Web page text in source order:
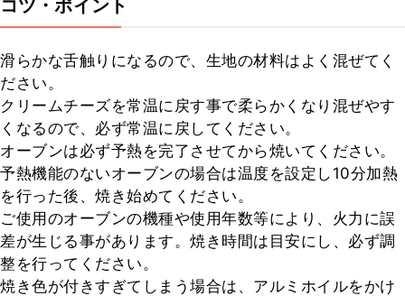
コツ・ポイント
滑らかな舌触りになるので、生地の材料はよく混ぜてく
ださい。
クリームチーズを常温に戻す事で柔らかくなり混ぜやす
くなるので、必ず常温に戻してください。
オーブンは必ず予熱を完了させてから焼いてください。
予熱機能のないオーブンの場合は温度を設定し10分加熱
を行った後、焼き始めてください。
ご使用のオーブンの機種や使用年数等により、火力に誤
差が生じる事があります。焼き時間は目安にし、必ず調
整を行ってください。
焼き色が付きすぎてしまう場合は、アルミホイルをかけ